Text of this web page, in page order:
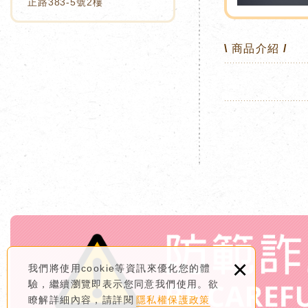
\ 商品介紹 /
我們將使用cookie等資訊來優化您的體
驗，繼續瀏覽即表示您同意我們使用。欲
瞭解詳細內容，請詳閱 隱私權保護政策
×